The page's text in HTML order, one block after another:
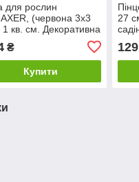
для рослин
(червона 3х3
кв. см. Декоративна
₴
Купити
27
129